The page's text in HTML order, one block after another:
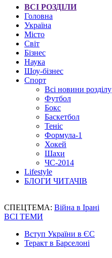
ВСІ РОЗДІЛИ
Головна
Україна
Місто
Світ
Бізнес
Наука
Шоу-бізнес
Спорт
Всі новини розділу
Футбол
Бокс
Баскетбол
Теніс
Формула-1
Хокей
Шахи
ЧС-2014
Lifestyle
БЛОГИ ЧИТАЧІВ
СПЕЦТЕМА: Війна в Ірані
ВСІ ТЕМИ
Вступ України в ЄС
Теракт в Барселоні